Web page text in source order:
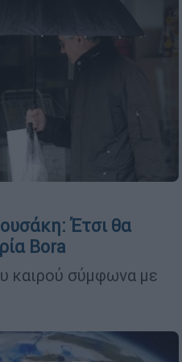
Έτσι θα
Βora
καιρού σύμφωνα με